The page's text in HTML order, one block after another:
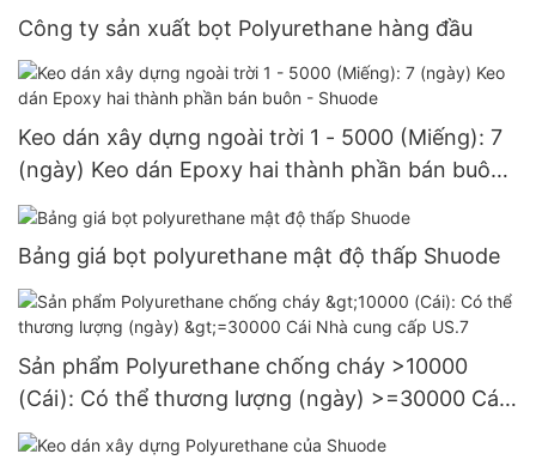
Công ty sản xuất bọt Polyurethane hàng đầu
Keo dán xây dựng ngoài trời 1 - 5000 (Miếng): 7
(ngày) Keo dán Epoxy hai thành phần bán buôn
- Shuode
Bảng giá bọt polyurethane mật độ thấp Shuode
Sản phẩm Polyurethane chống cháy >10000
(Cái): Có thể thương lượng (ngày) >=30000 Cái
Nhà cung cấp US.7